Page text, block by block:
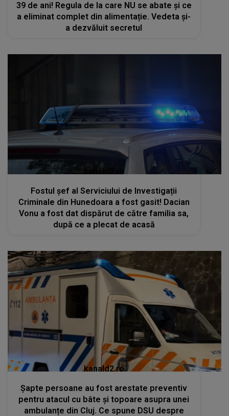
39 de ani! Regula de la care NU se abate și ce
a eliminat complet din alimentație. Vedeta și-
a dezvăluit secretul
kanald2.ro
Fostul șef al Serviciului de Investigații
Criminale din Hunedoara a fost gasit! Dacian
Vonu a fost dat dispărut de către familia sa,
după ce a plecat de acasă
kanald2.ro
Șapte persoane au fost arestate preventiv
pentru atacul cu bâte și topoare asupra unei
ambulanțe din Cluj. Ce spune DSU despre